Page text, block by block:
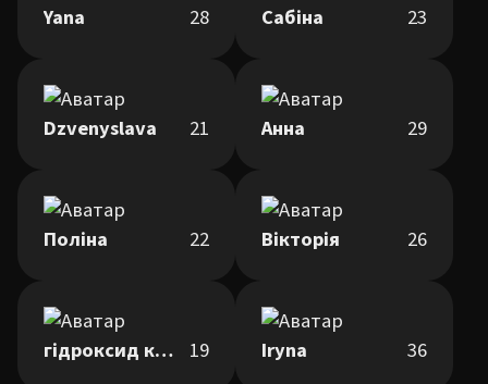
Yana 28 Сабіна 23
Dzvenyslava 21 Анна 29
Поліна 22 Вікторія 26
гідроксид кальцію 19 Iryna 36